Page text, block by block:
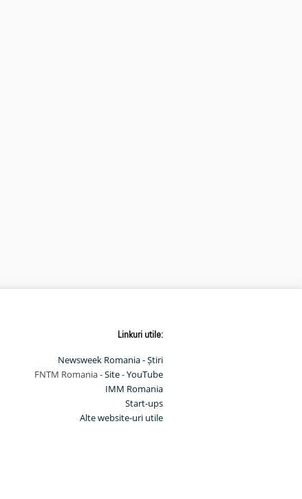
Linkuri utile:
Newsweek Romania - Știri
FNTM Romania -Site-YouTube
IMM Romania
Start-ups
Alte website-uri utile